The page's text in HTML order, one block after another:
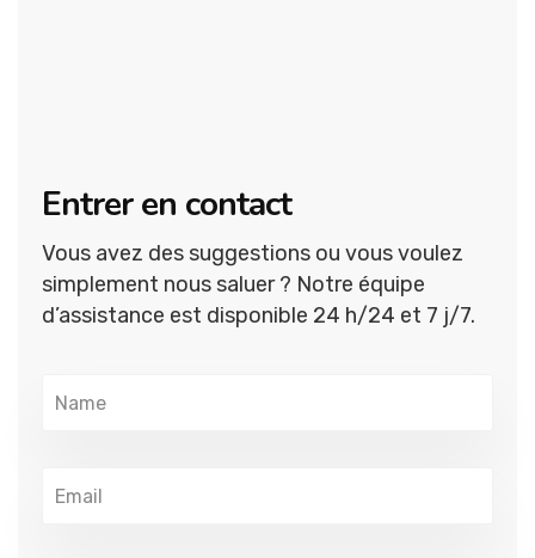
Entrer en contact
Vous avez des suggestions ou vous voulez
simplement nous saluer ? Notre équipe
d’assistance est disponible 24 h/24 et 7 j/7.